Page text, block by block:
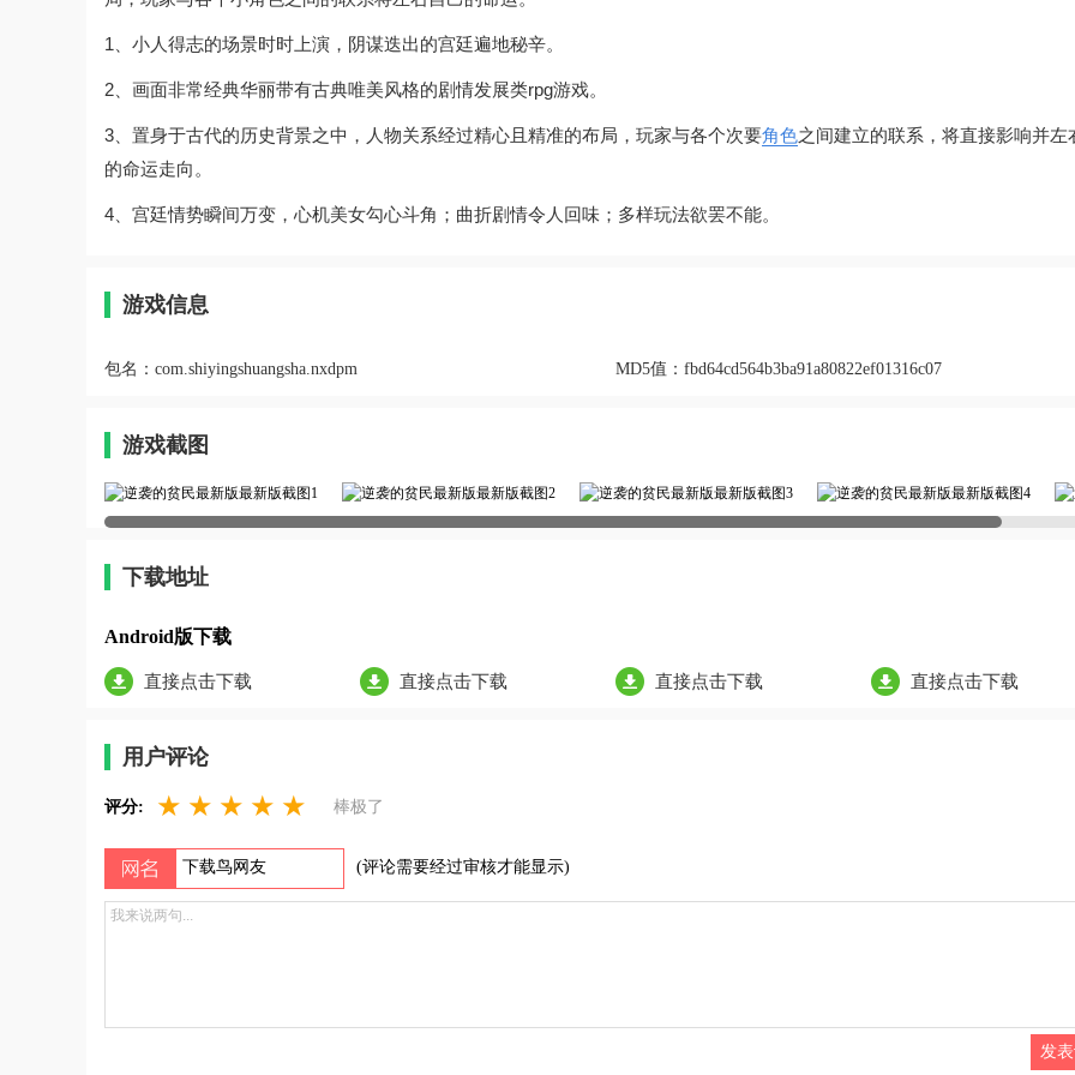
1、小人得志的场景时时上演，阴谋迭出的宫廷遍地秘辛。
2、画面非常经典华丽带有古典唯美风格的剧情发展类rpg游戏。
3、置身于古代的历史背景之中，人物关系经过精心且精准的布局，玩家与各个次要角色之间建立的联系，将直接影响并左
的命运走向。
4、宫廷情势瞬间万变，心机美女勾心斗角；曲折剧情令人回味；多样玩法欲罢不能。
游戏信息
包名： com.shiyingshuangsha.nxdpm MD5值： fbd64cd564b3ba91a80822ef01316c07
游戏截图
下载地址
Android版下载
直接点击下载 直接点击下载 直接点击下载 直接点击下载
用户评论
评分: ★ ★ ★ ★ ★ 棒极了
(评论需要经过审核才能显示)